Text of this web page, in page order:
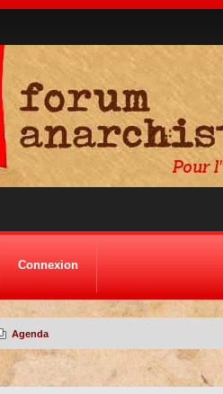
Connexion
Agenda